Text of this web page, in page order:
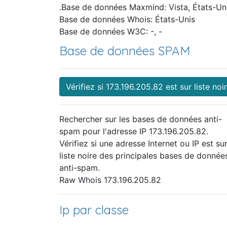
.Base de données Maxmind: Vista, États-
Base de données Whois: États-Unis
Base de données W3C: -, -
Base de données SPAM
Vérifiez si 173.196.205.82 est sur liste
Rechercher sur les bases de données anti-
spam pour l'adresse IP 173.196.205.82.
Vérifiez si une adresse Internet ou IP est
liste noire des principales bases de
anti-spam.
Raw Whois 173.196.205.82
Ip par classe